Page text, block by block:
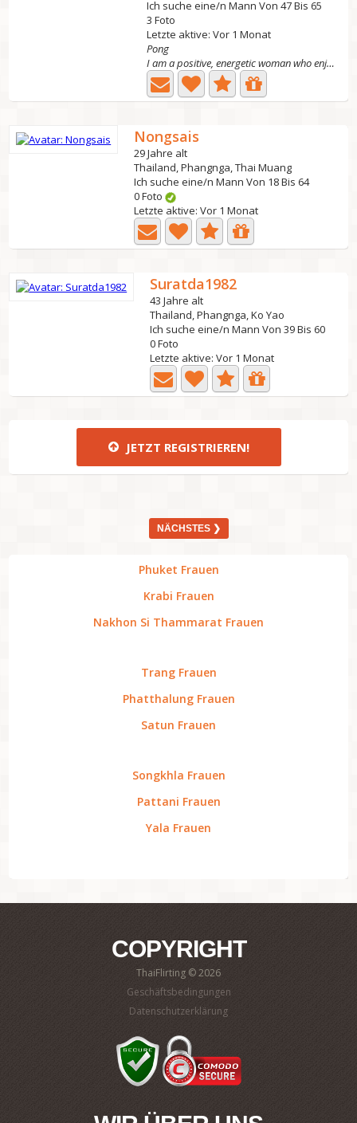
Ich suche eine/n Mann Von 47 Bis 65
3 Foto
Letzte aktive: Vor 1 Monat
Pong
I am a positive, energetic woman who enjoys life, loves...
Nongsais
29 Jahre alt
Thailand, Phangnga, Thai Muang
Ich suche eine/n Mann Von 18 Bis 64
0 Foto
Letzte aktive: Vor 1 Monat
Suratda1982
43 Jahre alt
Thailand, Phangnga, Ko Yao
Ich suche eine/n Mann Von 39 Bis 60
0 Foto
Letzte aktive: Vor 1 Monat
JETZT REGISTRIEREN!
NÄCHSTES ❯
Phuket Frauen
Krabi Frauen
Nakhon Si Thammarat Frauen
Trang Frauen
Phatthalung Frauen
Satun Frauen
Songkhla Frauen
Pattani Frauen
Yala Frauen
COPYRIGHT
ThaiFlirting © 2026
Geschäftsbedingungen
Datenschutzerklärung